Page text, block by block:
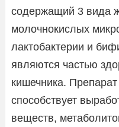
содержащий 3 вида
молочнокислых
лактобактерии и
являются частью
кишечника.
способствует
веществ,